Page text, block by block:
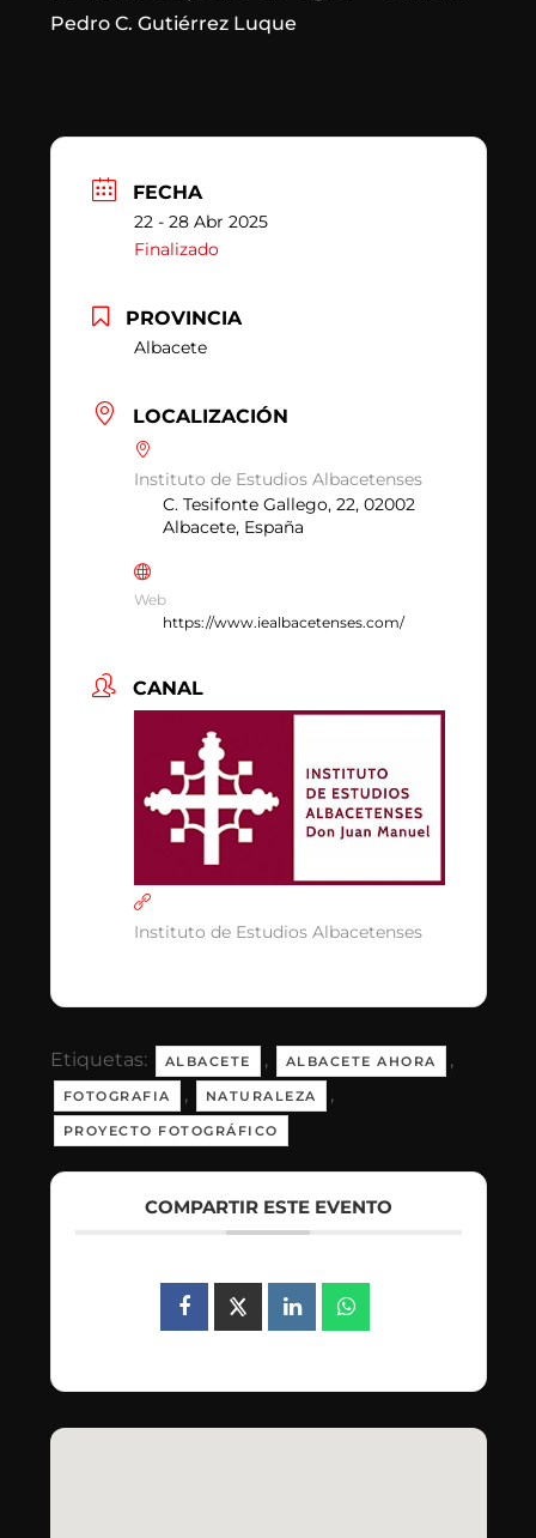
Pedro C. Gutiérrez Luque
FECHA
22 - 28 Abr 2025
Finalizado
PROVINCIA
Albacete
LOCALIZACIÓN
Instituto de Estudios Albacetenses
C. Tesifonte Gallego, 22, 02002
Albacete, España
Web
https://www.iealbacetenses.com/
CANAL
Instituto de Estudios Albacetenses
Etiquetas: ALBACETE , ALBACETE AHORA ,
FOTOGRAFIA , NATURALEZA ,
PROYECTO FOTOGRÁFICO
COMPARTIR ESTE EVENTO